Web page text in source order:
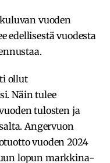
vuoden
edellisestä vuodesta
ollut
Näin tulee
tulosten ja
Angervuon
vuoden 2024
lopun markkina-